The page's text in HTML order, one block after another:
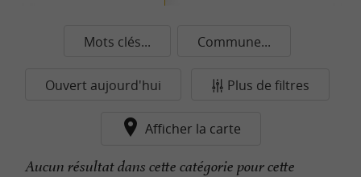
Mots clés... Commune...
Ouvert aujourd'hui Plus de filtres
Afficher la carte
Aucun résultat dans cette catégorie pour cette